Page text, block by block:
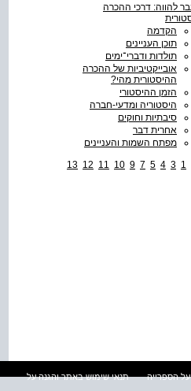
להווה: דרכי ההכרה
הקדמה
תוכן העניינים
תולדות ודברי־ימים
אובייקטיביות של ההכרה
ההיסטורית מהי?
הזמן ההיסטורי
היסטוריה ומדעי-חברה
סיבתיות וחוקים
אחרית דבר
מפתח השמות והעניינים
1
3
4
5
7
9
10
11
12
13
על הספרייה
תנאי שימוש באתר והגנה על